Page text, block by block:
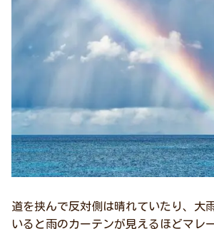
道を挟んで反対側は晴れていたり、大
いると雨のカーテンが見えるほどマレ